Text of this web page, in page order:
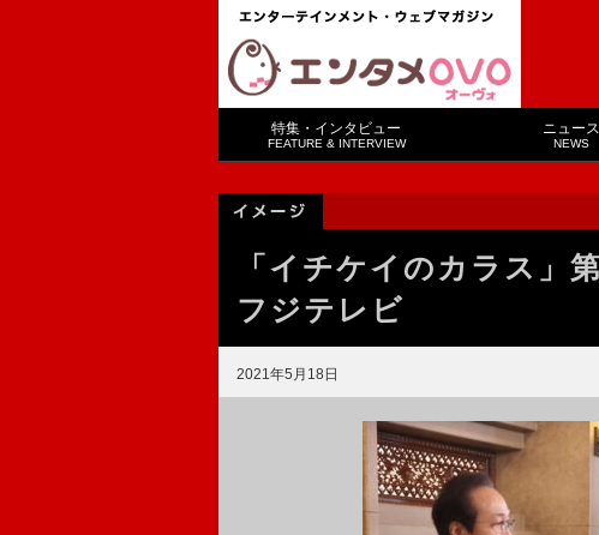
特集・インタビュー
FEATURE & INTERVIEW
ニュース
NEWS
「イチケイのカラス」
フジテレビ
2021年5月18日